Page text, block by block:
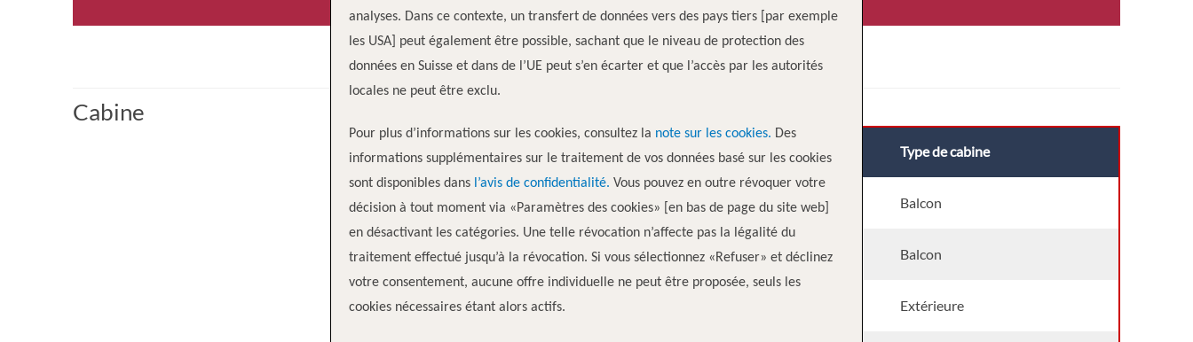
Cabine
Catégorie de cabine Pont Type de cabine
Outside Balcony-[AA] Violin Deck Balcon
Outside Balcony-[AB] Cello Deck Balcon
Fixed Window-[D] Extérieure
analyses. Dans ce contexte, un transfert de données vers des pays tiers [par exemple
les USA] peut également être possible, sachant que le niveau de protection des
données en Suisse et dans de l’UE peut s’en écarter et que l’accès par les autorités
locales ne peut être exclu.
Pour plus d’informations sur les cookies, consultez la note sur les cookies. Des
informations supplémentaires sur le traitement de vos données basé sur les cookies
sont disponibles dans l’avis de confidentialité. Vous pouvez en outre révoquer votre
décision à tout moment via «Paramètres des cookies» [en bas de page du site web]
en désactivant les catégories. Une telle révocation n’affecte pas la légalité du
traitement effectué jusqu’à la révocation. Si vous sélectionnez «Refuser» et déclinez
votre consentement, aucune offre individuelle ne peut être proposée, seuls les
cookies nécessaires étant alors actifs.